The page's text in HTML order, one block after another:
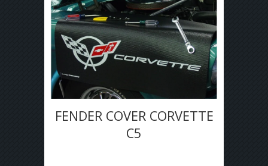
FENDER COVER CORVETTE
C5